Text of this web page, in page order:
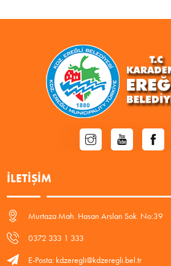
İLETIŞIM
Murtaza Mah. Hasan Arslan Sok. No:39
0372 333 1 333
E-Posta: kdzeregli@kdzeregli.bel.tr